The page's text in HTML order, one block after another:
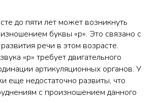
до пяти лет может возникнуть
буквы «р». Это связано с
речи в этом возрасте.
«р» требует двигательного
артикуляционных органов. У
еще недостаточно развиты, что
с произношением данного